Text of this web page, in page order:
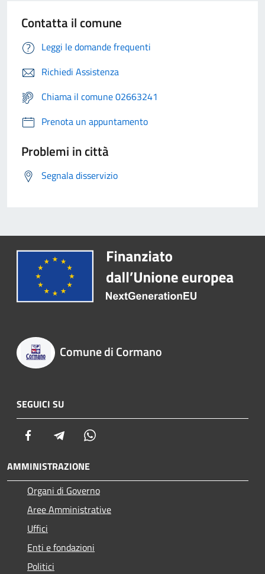
Contatta il comune
Leggi le domande frequenti
Richiedi Assistenza
Chiama il comune 02663241
Prenota un appuntamento
Problemi in città
Segnala disservizio
Comune di Cormano
SEGUICI SU
Facebook Telegram
AMMINISTRAZIONE
Organi di Governo
Aree Amministrative
Uffici
Enti e fondazioni
Politici